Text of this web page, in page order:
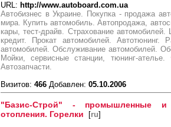
URL: http://www.autoboard.com.ua
Автобизнес в Украине. Покупка - продажа
мира. Купить автомобиль. Автопродажа,
кары, тест-драйв. Страхование
кредит. Прокат автомобилей. Автотюнинг.
автомобилей. Обслуживание автомобилей.
Мойки, сервисные станции, тюнинг-
Автозапчасти.
Визитов: 466 Добавлен: 05.10.2006
"Базис-Строй" - промышленные
отопления. Горелки [ru]